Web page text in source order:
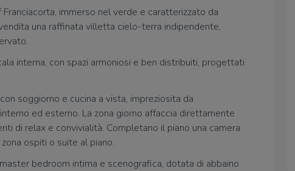
immerso nel verde e caratterizzato da
una raffinata villetta cielo-terra indipendente,
interna, con spazi armoniosi e ben distribuiti, progettati
soggiorno e cucina a vista, impreziosita da
ed esterno. La zona giorno affaccia direttamente
di relax e convivialità. Completano il piano una camera
ospiti o suite al piano.
bedroom intima e scenografica, dotata di abbaino